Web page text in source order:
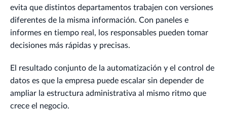
evita que distintos departamentos trabajen con versiones
diferentes de la misma información. Con paneles e
informes en tiempo real, los responsables pueden tomar
decisiones más rápidas y precisas.
El resultado conjunto de la automatización y el control de
datos es que la empresa puede escalar sin depender de
ampliar la estructura administrativa al mismo ritmo que
crece el negocio.